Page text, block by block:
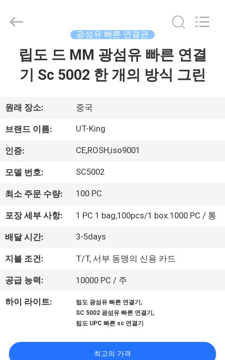
품
우
리
여
공
장
행
King
Technology
광섬유 빠른 연결관
립도 드 MM 광섬유 빠른 연결
기 Sc 5002 한 개의 방식 그린
원래 장소: 중국
브랜드 이름: UT-King
인증: CE,ROSH,iso9001
모델 번호: SC5002
최소 주문 수량: 100 PC
포장 세부 사항: 1 PC 1 bag,100pcs/1 box.1000 PC / 통
배달 시간: 3-5days
지불 조건: T/T, 서부 동맹의 신용 카드
공급 능력: 10000 PC / 주
하이 라이트: 립도 광섬유 빠른 연결기 ,
SC 5002 광섬유 빠른 연결기 ,
립도 UPC 빠른 sc 연결기
최고의 가격